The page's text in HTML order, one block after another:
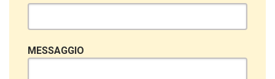
MESSAGGIO